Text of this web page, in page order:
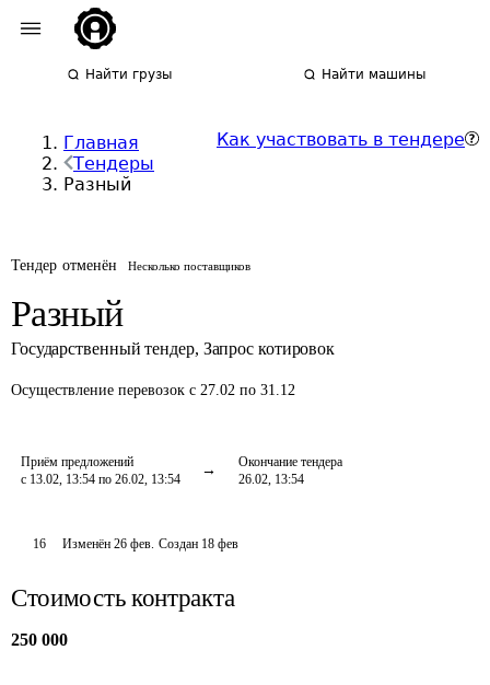
Найти грузы Найти машины
Главная
Тендеры
Разный
Как участвовать в тендере
Тендер отменён Несколько поставщиков
Разный
Государственный тендер, Запрос котировок
Осуществление перевозок с 27.02 по 31.12
Приём предложений
с 13.02, 13:54 по 26.02, 13:54
Окончание тендера
26.02, 13:54
16 Изменён26 фев. Создан 18 фев
Стоимость контракта
250 000